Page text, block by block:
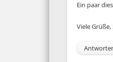
Ein paar
Viele Grüße,